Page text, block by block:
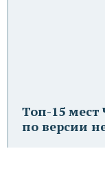
Топ-15 мест
по версии